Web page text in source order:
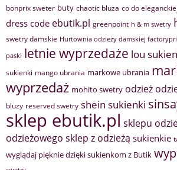
bonprix sweter buty chaotic bluza co do
dress code ebutik.pl greenpoint h & m swetry
swetry damskie Hurtownia odzieży damskiej
paski letnie wyprzedaże lou
sukienki mango ubrania markowe ubrania
wyprzedaż mohito swetry odzież
bluzy reserved swetry shein sukienki
sklep ebutik.pl sklepu
odzieżowego sklep z odzieżą sukienkie
wyglądaj pięknie dzięki sukienkom z Butik